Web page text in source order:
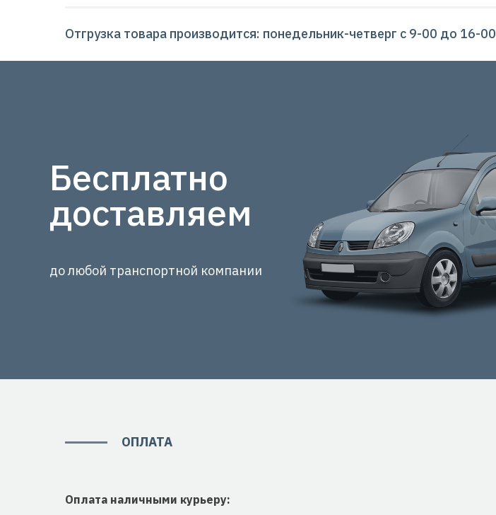
Отгрузка товара производится: понедельник-четверг с 9-00 до 16-
Бесплатно
доставляем
до любой транспортной компании
ОПЛАТА
Оплата наличными курьеру: